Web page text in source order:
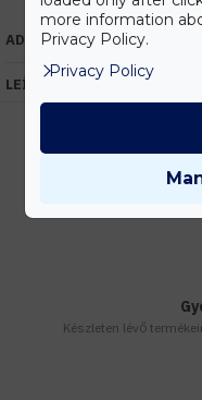
ADATOK
LEÍRÁS
Készleten lévő
more information
Privacy Policy.
Privacy Policy